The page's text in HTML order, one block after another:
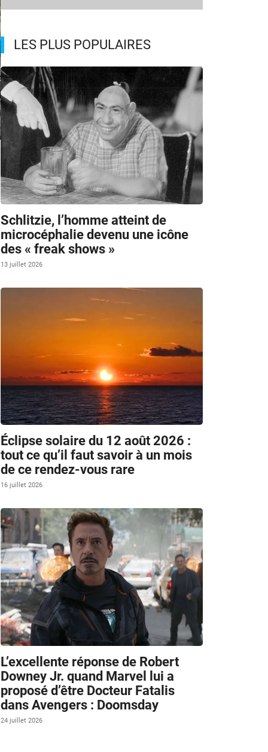
LES PLUS POPULAIRES
Schlitzie, l’homme atteint de
microcéphalie devenu une icône
des « freak shows »
13 juillet 2026
Éclipse solaire du 12 août 2026 :
tout ce qu’il faut savoir à un mois
de ce rendez-vous rare
16 juillet 2026
L’excellente réponse de Robert
Downey Jr. quand Marvel lui a
proposé d’être Docteur Fatalis
dans Avengers : Doomsday
24 juillet 2026